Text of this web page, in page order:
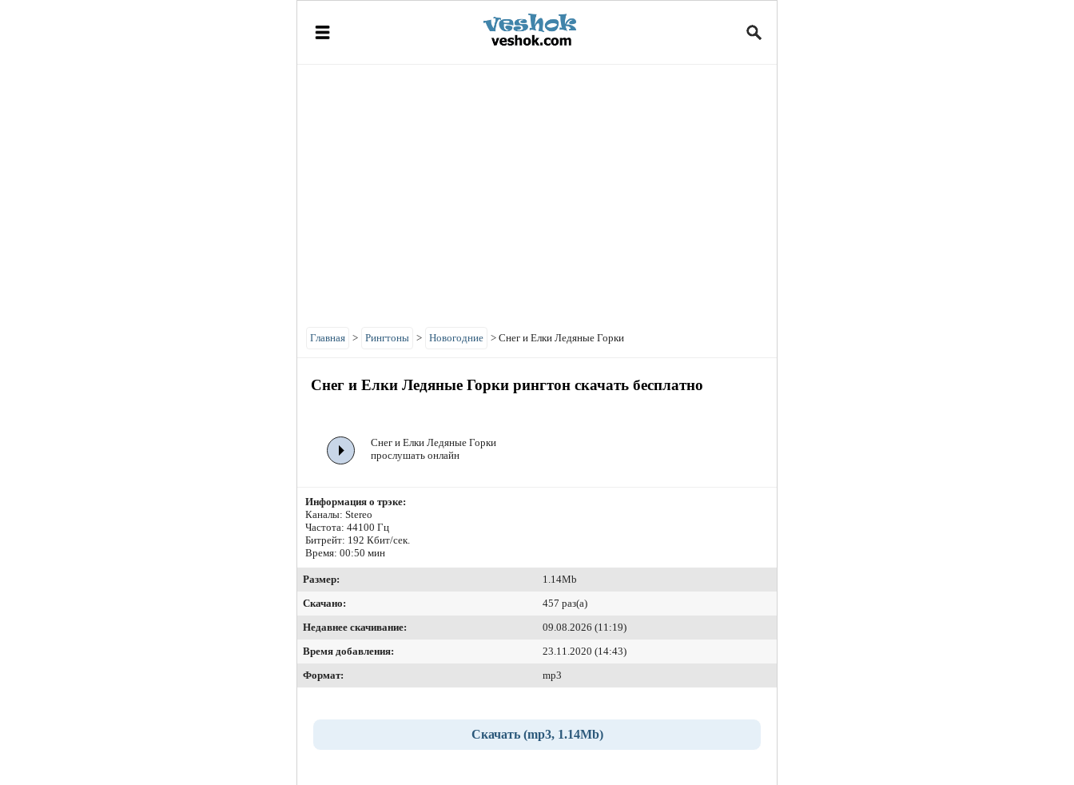
Главная > Рингтоны > Новогодние > Снег и Елки Ледяные Горки
Снег и Елки Ледяные Горки рингтон скачать бесплатно
Снег и Елки Ледяные Горки
прослушать онлайн
Информация о трэке:
Каналы: Stereo
Частота: 44100 Гц
Битрейт: 192 Кбит/сек.
Время: 00:50 мин
Размер:
1.14Mb
Скачано:
457 раз(а)
Недавнее скачивание:
09.08.2026 (11:19)
Время добавления:
23.11.2020 (14:43)
Формат:
mp3
Скачать (mp3, 1.14Mb)